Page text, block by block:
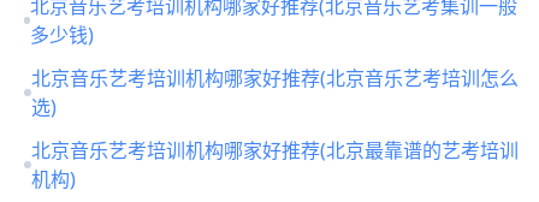
北京音乐艺考培训机构哪家好推荐(北京音乐艺考集训一般
多少钱)
北京音乐艺考培训机构哪家好推荐(北京音乐艺考培训怎么
选)
北京音乐艺考培训机构哪家好推荐(北京最靠谱的艺考培训
机构)